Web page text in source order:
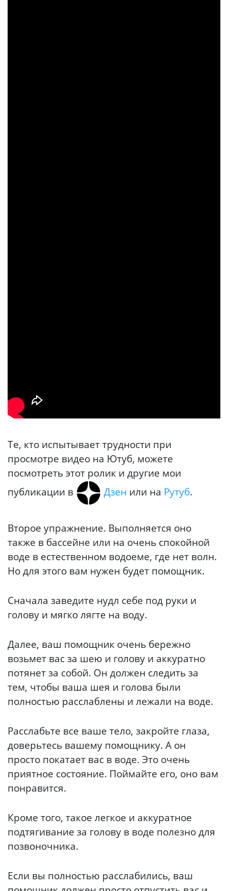
Те, кто испытывает трудности при
просмотре видео на Ютуб, можете
посмотреть этот ролик и другие мои
публикации в
Дзен или на Рутуб.
Второе упражнение. Выполняется оно
также в бассейне или на очень спокойной
воде в естественном водоеме, где нет волн.
Но для этого вам нужен будет помощник.
Сначала заведите нудл себе под руки и
голову и мягко лягте на воду.
Далее, ваш помощник очень бережно
возьмет вас за шею и голову и аккуратно
потянет за собой. Он должен следить за
тем, чтобы ваша шея и голова были
полностью расслаблены и лежали на воде.
Расслабьте все ваше тело, закройте глаза,
доверьтесь вашему помощнику. А он
просто покатает вас в воде. Это очень
приятное состояние. Поймайте его, оно вам
понравится.
Кроме того, такое легкое и аккуратное
подтягивание за голову в воде полезно для
позвоночника.
Если вы полностью расслабились, ваш